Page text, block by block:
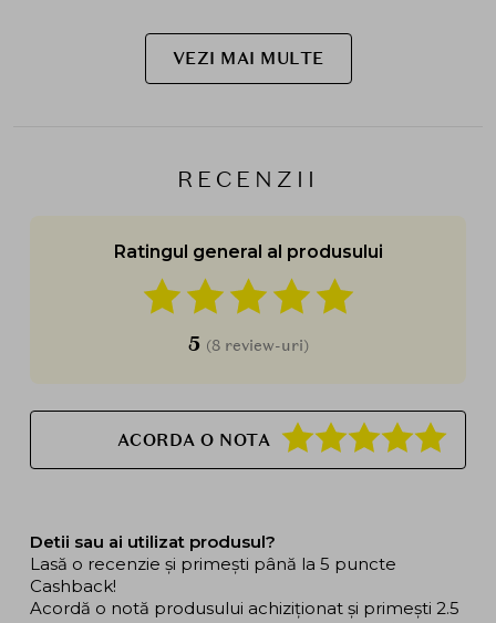
VEZI MAI MULTE
RECENZII
Ratingul general al produsului
5 (8 review-uri)
ACORDA O NOTA
Detii sau ai utilizat produsul?
Lasă o recenzie și primești până la 5 puncte
Cashback!
Acordă o notă produsului achiziționat și primești 2.5